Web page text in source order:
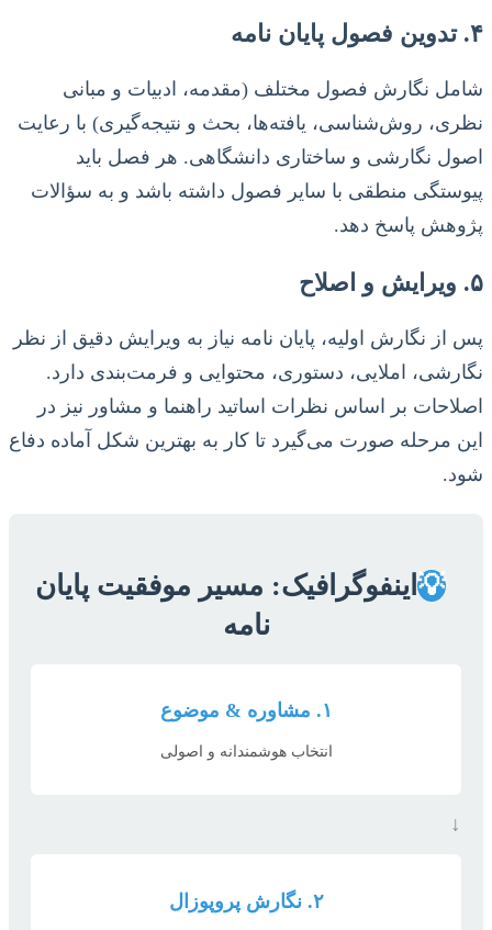
۴. تدوین فصول پایان نامه
شامل نگارش فصول مختلف (مقدمه، ادبیات و مبانی
نظری، روش‌شناسی، یافته‌ها، بحث و نتیجه‌گیری) با رعایت
اصول نگارشی و ساختاری دانشگاهی. هر فصل باید
پیوستگی منطقی با سایر فصول داشته باشد و به سؤالات
پژوهش پاسخ دهد.
۵. ویرایش و اصلاح
پس از نگارش اولیه، پایان نامه نیاز به ویرایش دقیق از نظر
نگارشی، املایی، دستوری، محتوایی و فرمت‌بندی دارد.
اصلاحات بر اساس نظرات اساتید راهنما و مشاور نیز در
این مرحله صورت می‌گیرد تا کار به بهترین شکل آماده دفاع
شود.
💡 اینفوگرافیک: مسیر موفقیت پایان
نامه
۱. مشاوره & موضوع
انتخاب هوشمندانه و اصولی
↓
۲. نگارش پروپوزال